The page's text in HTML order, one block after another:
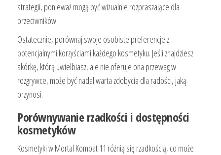
strategii, ponieważ mogą być wizualnie rozpraszające dla
przeciwników.
Ostatecznie, porównaj swoje osobiste preferencje z
potencjalnymi korzyściami każdego kosmetyku. Jeśli znajdziesz
skórkę, którą uwielbiasz, ale nie oferuje ona przewag w
rozgrywce, może być nadal warta zdobycia dla radości, jaką
przynosi.
Porównywanie rzadkości i dostępności
kosmetyków
Kosmetyki w Mortal Kombat 11 różnią się rzadkością, co może